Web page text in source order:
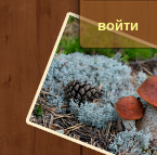
войти